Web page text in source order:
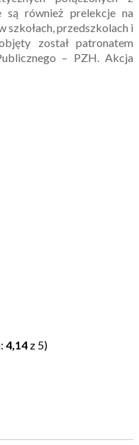
są również prelekcje na
szkołach, przedszkolach i
został patronatem
– PZH. Akcja
4,14 z 5)